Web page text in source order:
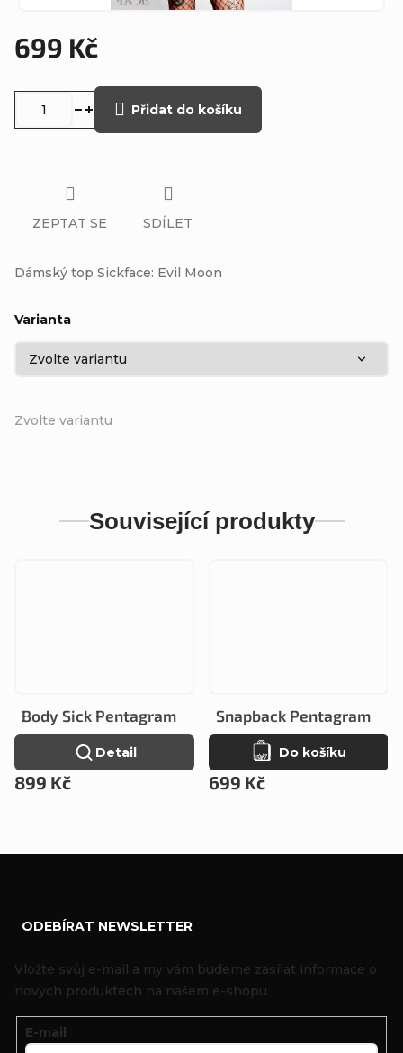
699 Kč
Zvolte variantu
Varianta
Přidat do košíku
Dámský top Sickface: Evil Moon
ZEPTAT SE SDÍLET
Související produkty
Body Sick Pentagram
899 Kč
Detail
Snapback Pentagram
699 Kč
Do košíku
ODEBÍRAT NEWSLETTER
Vložte svůj e-mail a my vám budeme zasílat informace o
nových produktech na našem e-shopu.
E-mail